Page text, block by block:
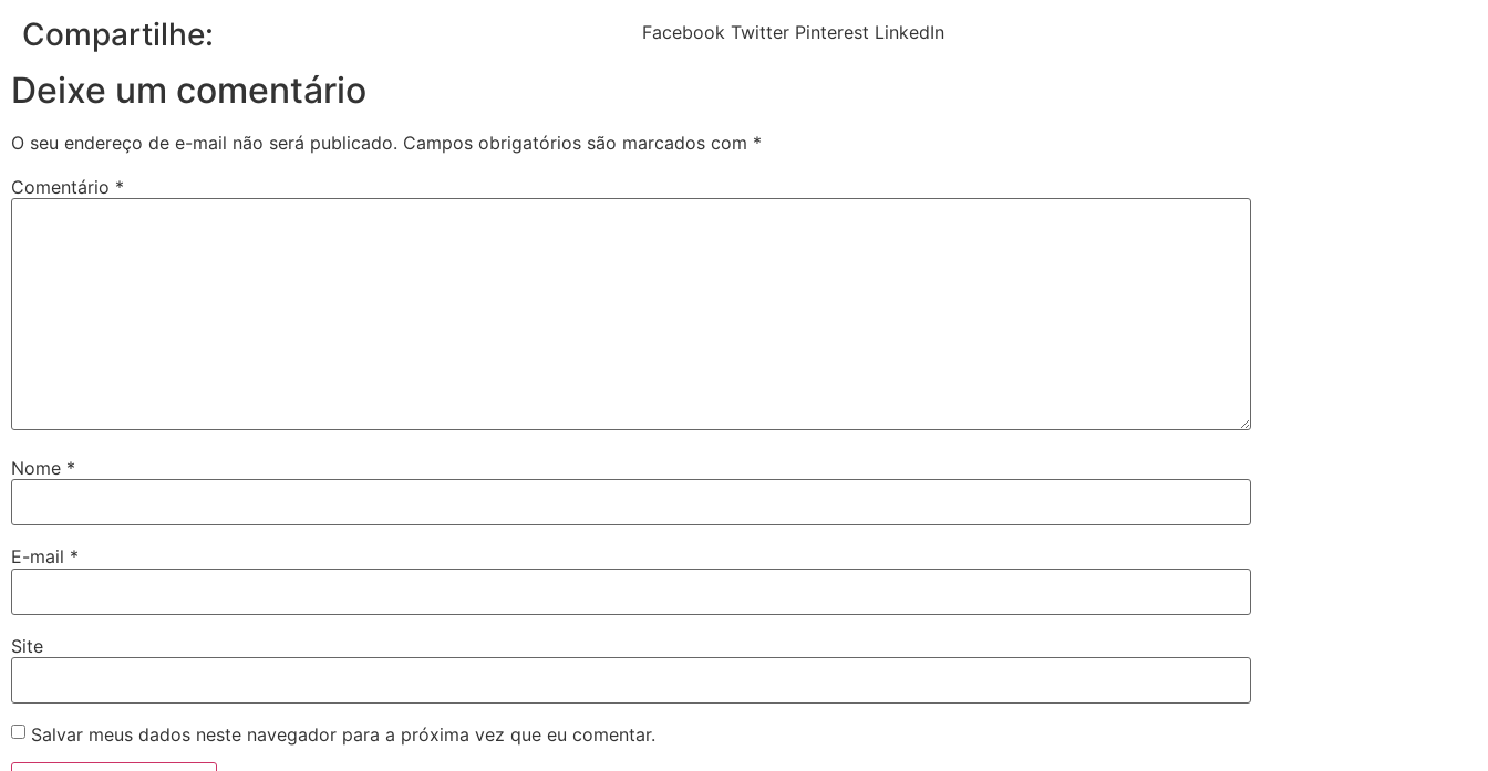
Compartilhe: Facebook Twitter Pinterest LinkedIn
Deixe um comentário
O seu endereço de e-mail não será publicado. Campos obrigatórios são marcados com *
Comentário *
Nome *
E-mail *
Site
Salvar meus dados neste navegador para a próxima vez que eu comentar.